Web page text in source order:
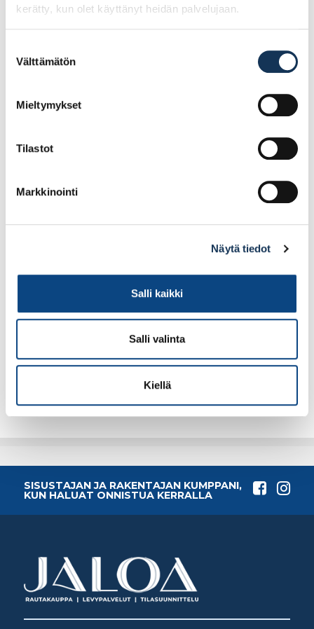
kerätty, kun olet käyttänyt heidän palvelujaan.
valinta
Välttämätön
Mieltymykset
Tilastot
Markkinointi
Näytä tiedot
Salli kaikki
Salli valinta
Kiellä
maalaussanko 14l
8.84€ /kpl
Lisää tilauskoriin
kannella 20l mitta-
Lisää tilauskoriin
Laastiämpäri 20l mitta-
SISUSTAJAN JA RAKENTAJAN KUMPPANI,
KUN HALUAT ONNISTUA KERRALLA